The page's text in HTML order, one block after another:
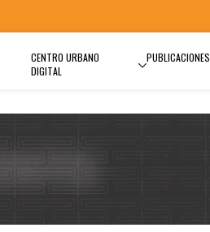
CENTRO URBANO
DIGITAL
PUBLICACIONES